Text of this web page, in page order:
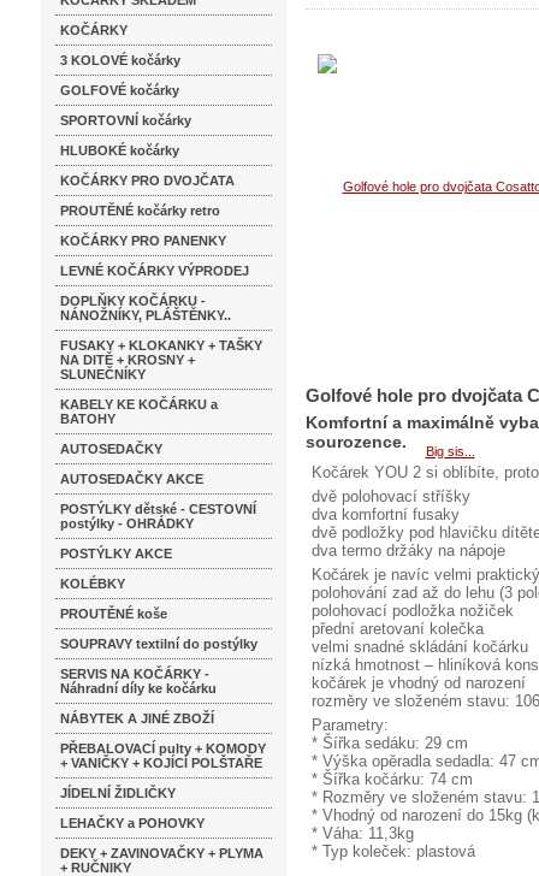
KOČÁRKY
3 KOLOVÉ kočárky
GOLFOVÉ kočárky
SPORTOVNÍ kočárky
HLUBOKÉ kočárky
KOČÁRKY PRO DVOJČATA
PROUTĚNÉ kočárky retro
KOČÁRKY PRO PANENKY
LEVNÉ KOČÁRKY VÝPRODEJ
DOPLŇKY KOČÁRKU -
NÁNOŽNÍKY, PLÁŠTĚNKY..
FUSAKY + KLOKANKY + TAŠKY
NA DITĚ + KROSNY +
SLUNEČNÍKY
KABELY KE KOČÁRKU a
BATOHY
AUTOSEDAČKY
AUTOSEDAČKY AKCE
POSTÝLKY dětské - CESTOVNÍ
postýlky - OHRÁDKY
POSTÝLKY AKCE
KOLÉBKY
PROUTĚNÉ koše
SOUPRAVY textilní do postýlky
SERVIS NA KOČÁRKY -
Náhradní díly ke kočárku
NÁBYTEK A JINÉ ZBOŽÍ
PŘEBALOVACÍ pulty + KOMODY
+ VANIČKY + KOJÍCÍ POLŠTAŘE
JÍDELNÍ ŽIDLIČKY
LEHAČKY a POHOVKY
DEKY + ZAVINOVAČKY + PLYMA
+ RUČNIKY
Golfové hole pro dvojčata
Komfortní a maximálně
sourozence.
Kočárek YOU 2 si oblíbíte,
dvě polohovací stříšky
dva komfortní fusaky
dvě podložky pod hlavičku
dva termo držáky na nápoje
Kočárek je navíc velmi
polohování zad až do lehu (3
polohovací podložka nožiček
přední aretovaní kolečka
velmi snadné skládání kočárku
nízká hmotnost – hliníková
kočárek je vhodný od narození
rozměry ve složeném stavu:
Parametry:
* Šířka sedáku: 29 cm
* Výška opěradla sedadla: 47
* Šířka kočárku: 74 cm
* Rozměry ve složeném stavu:
* Vhodný od narození do 15kg
* Váha: 11,3kg
* Typ koleček: plastová